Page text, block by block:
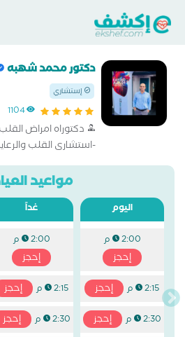
دكتور محمد شهبه
إستشاري
1104
دكتوراه امراض
-استشارى القلب
القلبيه بمستشفى
مواعيد
اليوم
2:00 م
إحجز
2:15 م إحجز
2:30 م إحجز
غداً
2:00 م
إحجز
2:15 م إحجز
2:30 م إحجز